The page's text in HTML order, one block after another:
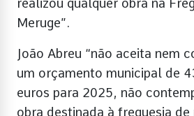
realizou qualquer obra na
Meruge”.
João Abreu “não aceita nem
um orçamento municipal de
euros para 2025, não
obra destinada à freguesia de